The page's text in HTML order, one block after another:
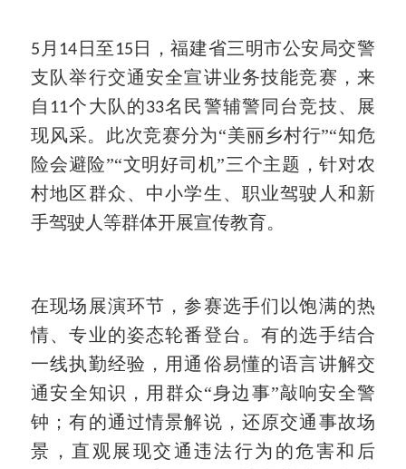
5 月 14 日至 15 日，福建省三明市公安局交警
支队举行交通安全宣讲业务技能竞赛，来
自 11个大队的33名民警辅警同台竞技、展
现风采。此次竞赛分为“美丽乡村行”“知危
险会避险”“文明好司机”三个主题，针对农
村地区群众、中小学生、职业驾驶人和新
手驾驶人等群体开展宣传教育。
在现场展演环节，参赛选手们以饱满的热
情、专业的姿态轮番登台。有的选手结合
一线执勤经验，用通俗易懂的语言讲解交
通安全知识，用群众“身边事”敲响安全警
钟；有的通过情景解说，还原交通事故场
景，直观展现交通违法行为的危害和后